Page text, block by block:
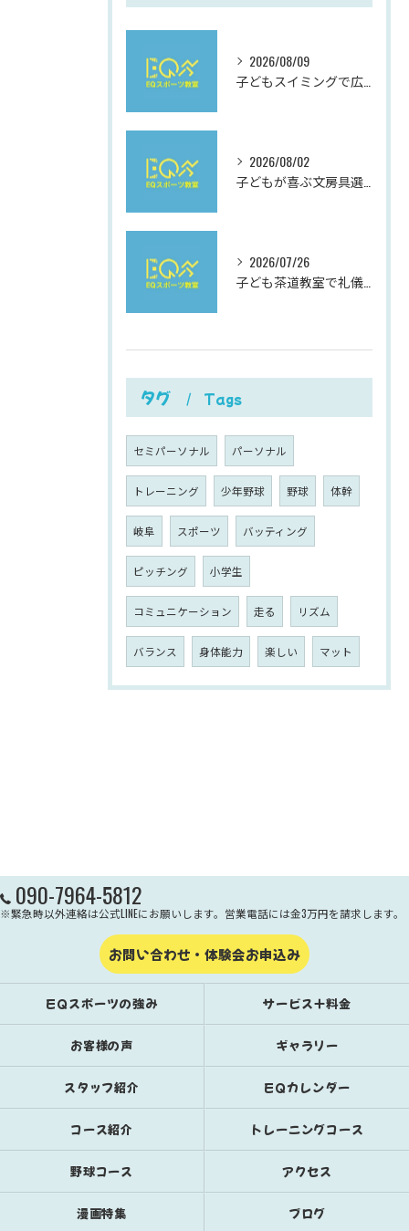
2026/08/09
2026/08/02
2026/07/26
タグ Tags
セミパーソナル パーソナル
トレーニング 少年野球 野球 体幹
岐阜 スポーツ バッティング
ピッチング 小学生
コミュニケーション 走る リズム
バランス 身体能力 楽しい マット
090-7964-5812
※緊急時以外連絡は公式LINEにお願いします。営業電話には金3万円を請求します。
お問い合わせ・体験会お申込み
EQスポーツの強み サービス＋料金
お客様の声 ギャラリー
スタッフ紹介 EQカレンダー
コース紹介 トレーニングコース
野球コース アクセス
漫画特集 ブログ